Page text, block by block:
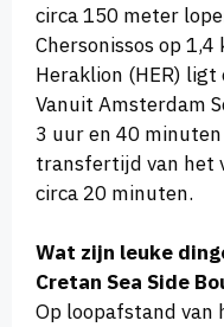
circa 150 meter
Chersonissos op
Heraklion (HER)
Vanuit Amsterdam
3 uur en 40
transfertijd van het
circa 20 minuten.
Wat zijn leuke
Cretan Sea Side
Op loopafstand van